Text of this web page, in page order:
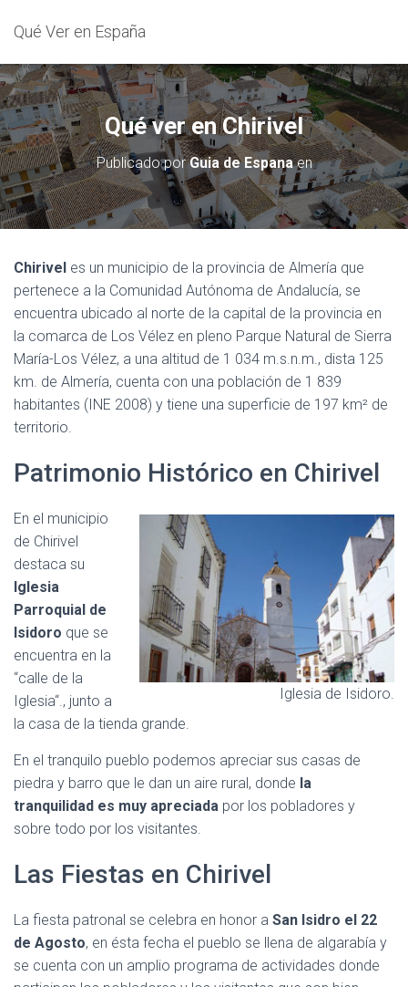
Qué Ver en España
Qué ver en Chirivel
Publicado porGuia de Espanaen
Chirivel es un municipio de la provincia de Almería que
pertenece a la Comunidad Autónoma de Andalucía, se
encuentra ubicado al norte de la capital de la provincia en
la comarca de Los Vélez en pleno Parque Natural de Sierra
María-Los Vélez, a una altitud de 1 034 m.s.n.m., dista 125
km. de Almería, cuenta con una población de 1 839
habitantes (INE 2008) y tiene una superficie de 197 km² de
territorio.
Patrimonio Histórico en Chirivel
Iglesia de Isidoro.
En el municipio
de Chirivel
destaca su
Iglesia
Parroquial de
Isidoro que se
encuentra en la
“calle de la
Iglesia“., junto a
la casa de la tienda grande.
En el tranquilo pueblo podemos apreciar sus casas de
piedra y barro que le dan un aire rural, donde la
tranquilidad es muy apreciada por los pobladores y
sobre todo por los visitantes.
Las Fiestas en Chirivel
La fiesta patronal se celebra en honor a San Isidro el 22
de Agosto, en ésta fecha el pueblo se llena de algarabía y
se cuenta con un amplio programa de actividades donde